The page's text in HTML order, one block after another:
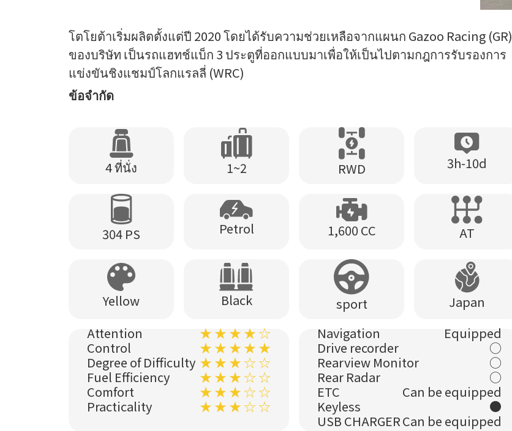
โตโยต้าเริ่มผลิตตั้งแต่ปี 2020 โดยได้รับความช่วยเหลือจากแผนก Gazoo Racing (GR)
ของบริษัท เป็นรถแฮทช์แบ็ก 3 ประตูที่ออกแบบมาเพื่อให้เป็นไปตามกฎการรับรองการ
แข่งขันชิงแชมป์โลกแรลลี่ (WRC)
ข้อจำกัด
4 ที่นั่ง 1~2 RWD 3h-10d
304 PS Petrol 1,600 CC AT
Yellow Black sport
Japan
Attention
★ ★ ★ ★ ☆
Control
★ ★ ★ ★ ★
Degree of Difficulty ★ ★ ★ ☆ ☆
Fuel Efficiency
★ ★ ★ ☆ ☆
Comfort
★ ★ ★ ☆ ☆
Practicality
★ ★ ★ ☆ ☆
Navigation
Equipped
Drive recorder
○
Rearview Monitor
○
Rear Radar
○
ETC
Can be equipped
Keyless
●
USB CHARGERCan be equipped